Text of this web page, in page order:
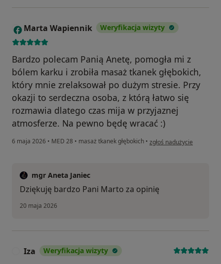
M Marta Wapiennik Weryfikacja wizyty
Bardzo polecam Panią Anetę, pomogła mi z
bólem karku i zrobiła masaż tkanek głębokich,
który mnie zrelaksował po dużym stresie. Przy
okazji to serdeczna osoba, z którą łatwo się
rozmawia dlatego czas mija w przyjaznej
atmosferze. Na pewno będę wracać :)
6 maja 2026 • MED 28 • masaż tkanek głębokich • w opinii użytkownika
zgłoś nadużycie
mgr Aneta Janiec
Dziękuję bardzo Pani Marto za opinię
20 maja 2026
Iza Weryfikacja wizyty